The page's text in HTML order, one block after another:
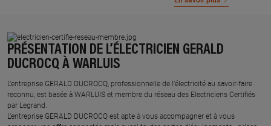
PRÉSENTATION DE L’ÉLECTRICIEN GERALD
DUCROCQ À WARLUIS
L’entreprise GERALD DUCROCQ, professionnelle de l’électricité au savoir-faire
reconnu, est basée à WARLUIS et membre du réseau des Electriciens Certifiés
par Legrand.​
L’entreprise GERALD DUCROCQ est apte à vous accompagner et à vous